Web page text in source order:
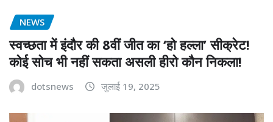
NEWS
स्वच्छता में इंदौर की 8वीं जीत का ‘हो हल्ला’ सीक्रेट!
कोई सोच भी नहीं सकता असली हीरो कौन निकला!
dotsnews जुलाई 19, 2025